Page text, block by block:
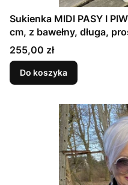
Sukienka MIDI PASY I
cm, z bawełny, długa,
Cena
255,00 zł
Do koszyka